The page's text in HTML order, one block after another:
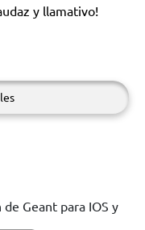
y llamativo!
de Geant para IOS y